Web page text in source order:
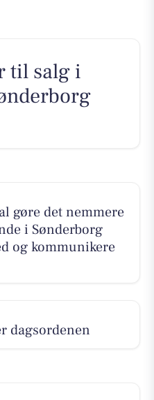
til salg i
gøre det nemmere
i Sønderborg
og kommunikere
dagsordenen